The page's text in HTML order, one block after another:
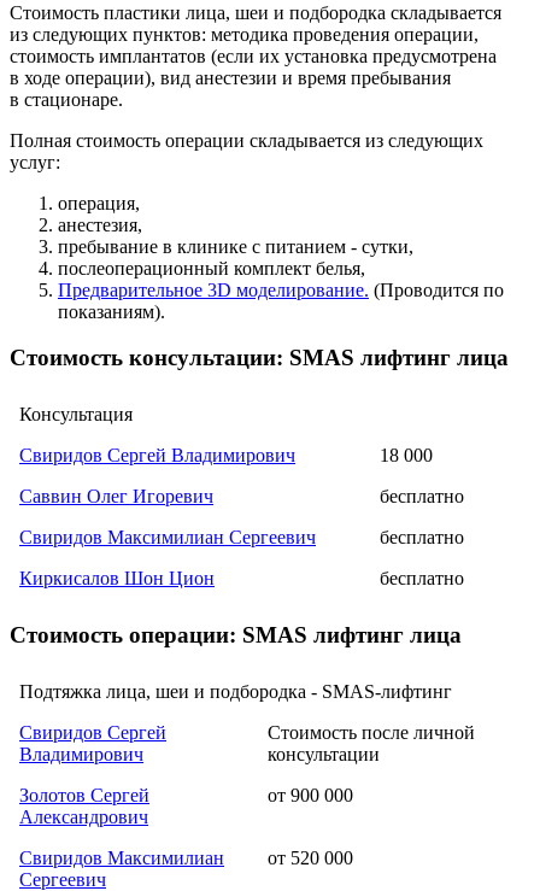
Стоимость пластики лица, шеи и подбородка складывается
из следующих пунктов: методика проведения операции,
стоимость имплантатов (если их установка предусмотрена
в ходе операции), вид анестезии и время пребывания
в стационаре.
Полная стоимость операции складывается из следующих
услуг:
операция,
анестезия,
пребывание в клинике с питанием - сутки,
послеоперационный комплект белья,
Предварительное 3D моделирование. (Проводится по
показаниям).
Стоимость консультации: SMAS лифтинг лица
Консультация
Свиридов Сергей Владимирович
18 000
Саввин Олег Игоревич
бесплатно
Свиридов Максимилиан Сергеевич
бесплатно
Киркисалов Шон Цион
бесплатно
Стоимость операции: SMAS лифтинг лица
Подтяжка лица, шеи и подбородка - SMAS-лифтинг
Свиридов Сергей
Владимирович
Cтоимость после личной
консультации
Золотов Сергей
Александрович
от 900 000
Свиридов Максимилиан
Сергеевич
от 520 000